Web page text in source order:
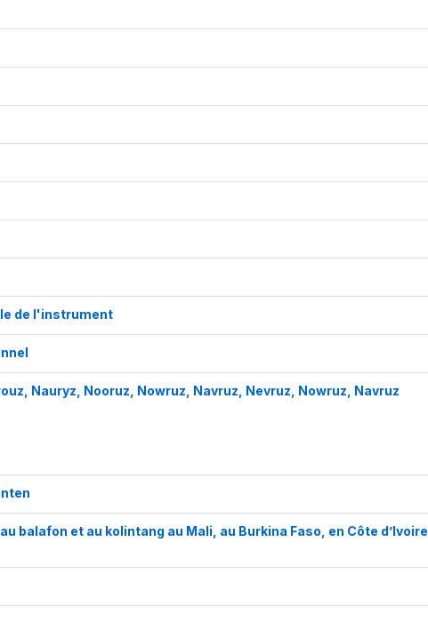
de l'instrument
Nauryz, Nooruz, Nowruz, Navruz, Nevruz, Nowruz, Navruz
balafon et au kolintang au Mali, au Burkina Faso, en Côte d’Ivoire